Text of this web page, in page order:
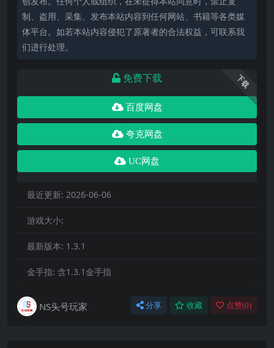
制、盗用、采集、发布本站内容到任何网站、书籍等各类媒
体平台。如若本站内容侵犯了原著者的合法权益，可联系我
们进行处理。
下载
免费下载
百度网盘
夸克网盘
UC网盘
最近更新: 2026-06-06
游戏大小:
最新版本: 1.3.1
金手指: 含1.3.1金手指
NS头号玩家 分享 收藏 点赞(0)